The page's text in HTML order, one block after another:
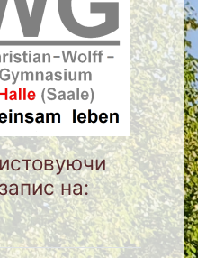
Wolff-
на: